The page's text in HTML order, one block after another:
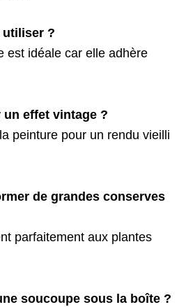
utiliser ?
est idéale car elle adhère
un effet vintage ?
peinture pour un rendu vieilli
de grandes conserves
parfaitement aux plantes
soucoupe sous la boîte ?